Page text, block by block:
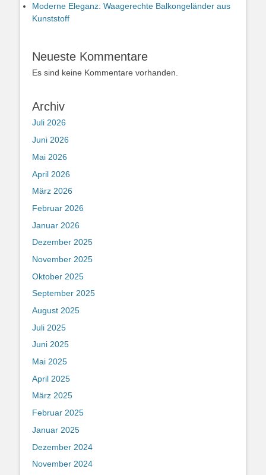
Moderne Eleganz: Waagerechte Balkongeländer aus
Kunststoff
Neueste Kommentare
Es sind keine Kommentare vorhanden.
Archiv
Juli 2026
Juni 2026
Mai 2026
April 2026
März 2026
Februar 2026
Januar 2026
Dezember 2025
November 2025
Oktober 2025
September 2025
August 2025
Juli 2025
Juni 2025
Mai 2025
April 2025
März 2025
Februar 2025
Januar 2025
Dezember 2024
November 2024